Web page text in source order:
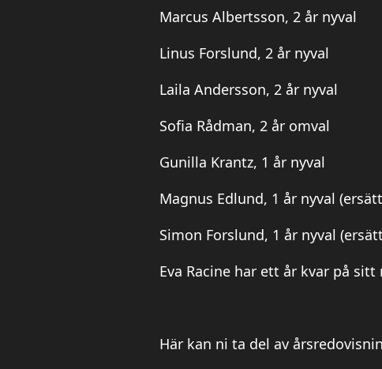
Marcus Albertsson, 2 år nyval
Linus Forslund, 2 år nyval
Laila Andersson, 2 år nyval
Sofia Rådman, 2 år omval
Gunilla Krantz, 1 år nyval
Magnus Edlund, 1 år nyval
Simon Forslund, 1 år nyval
Eva Racine har ett år kvar på sitt
Här kan ni ta del av